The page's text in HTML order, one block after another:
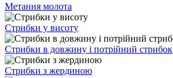
Метання молота
Стрибки у висоту
Стрибки в довжину і потрійний стрибок
Стрибки з жердиною